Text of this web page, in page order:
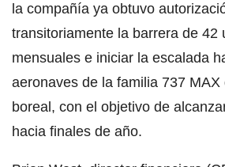
la compañía ya obtuvo
transitoriamente la barrera de 42
mensuales e iniciar la escalada
aeronaves de la familia 737
boreal, con el objetivo de
hacia finales de año.